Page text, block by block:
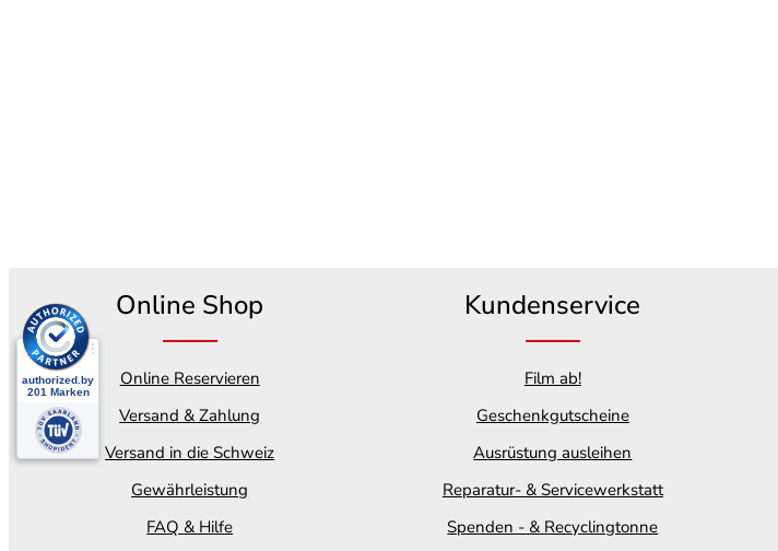
Online Shop
Online Reservieren
Versand & Zahlung
Versand in die Schweiz
Gewährleistung
FAQ & Hilfe
Kundenservice
Film ab!
Geschenkgutscheine
Ausrüstung ausleihen
Reparatur- & Servicewerkstatt
Spenden - & Recyclingtonne